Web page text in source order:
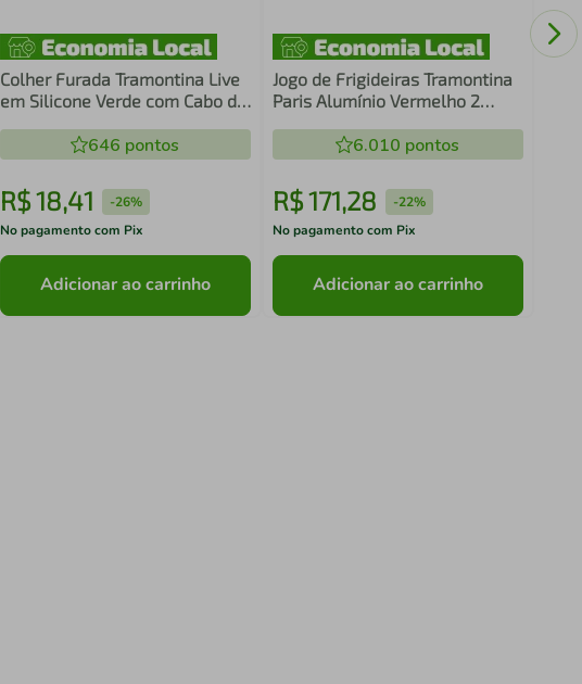
Colher Furada Tramontina Live
em Silicone Verde com Cabo de
646 pontos
R$18,41 -26%
No pagamento com Pix
Adicionar ao carrinho
Jogo de Frigideiras Tramontina
Paris Alumínio Vermelho 2
6.010 pontos
R$171,28 -22%
No pagamento com Pix
Adicionar ao carrinho
-